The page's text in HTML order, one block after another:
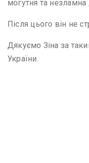
могутня та
Після цього він не
Дякуємо Зіна за
України.